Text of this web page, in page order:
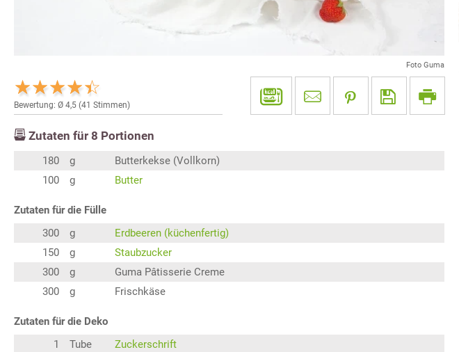
Foto Guma
Bewertung: Ø 4,5 (41 Stimmen)
Zutaten für 8 Portionen
180 g
Butterkekse (Vollkorn)
100
g Butter
Zutaten für die Fülle
300
g
Erdbeeren (küchenfertig)
150
g
Staubzucker
300
g
Guma Pâtisserie Creme
300
g Frischkäse
Zutaten für die Deko
1
Tube
Zuckerschrift